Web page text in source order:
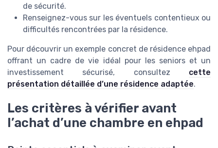
de sécurité.
Renseignez-vous sur les éventuels contentieux ou
difficultés rencontrées par la résidence.
Pour découvrir un exemple concret de résidence ehpad
offrant un cadre de vie idéal pour les seniors et un
investissement sécurisé, consultez cette
présentation détaillée d’une résidence adaptée.
Les critères à vérifier avant
l’achat d’une chambre en ehpad